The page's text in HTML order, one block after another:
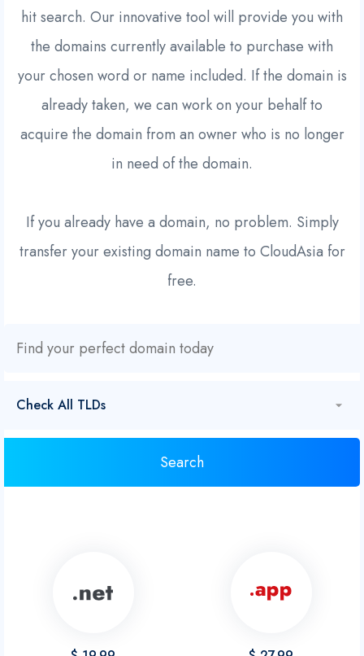
hit search. Our innovative tool will provide you with
the domains currently available to purchase with
your chosen word or name included. If the domain is
already taken, we can work on your behalf to
acquire the domain from an owner who is no longer
in need of the domain.
If you already have a domain, no problem. Simply
transfer your existing domain name to CloudAsia for
free.